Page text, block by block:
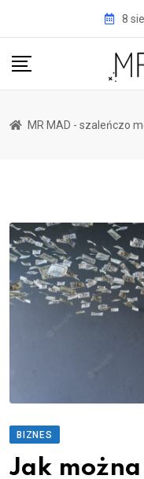
treści
8
MR MAD - szaleńczo
BIZNES
Jak